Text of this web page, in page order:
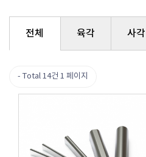
전체 육각 사각
Total 14건 1 페이지